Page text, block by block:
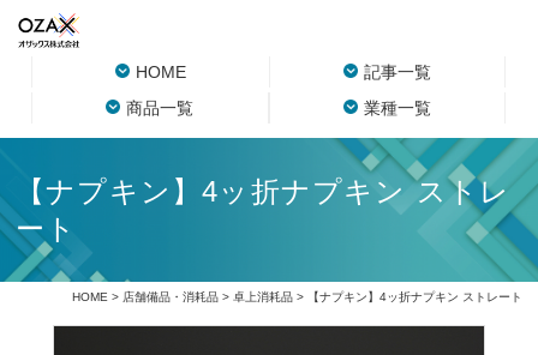
HOME
記事一覧
商品一覧
業種一覧
【ナプキン】4ッ折ナプキン ストレ
ート
HOME > 店舗備品・消耗品> 卓上消耗品> 【ナプキン】4ッ折ナプキン ストレート